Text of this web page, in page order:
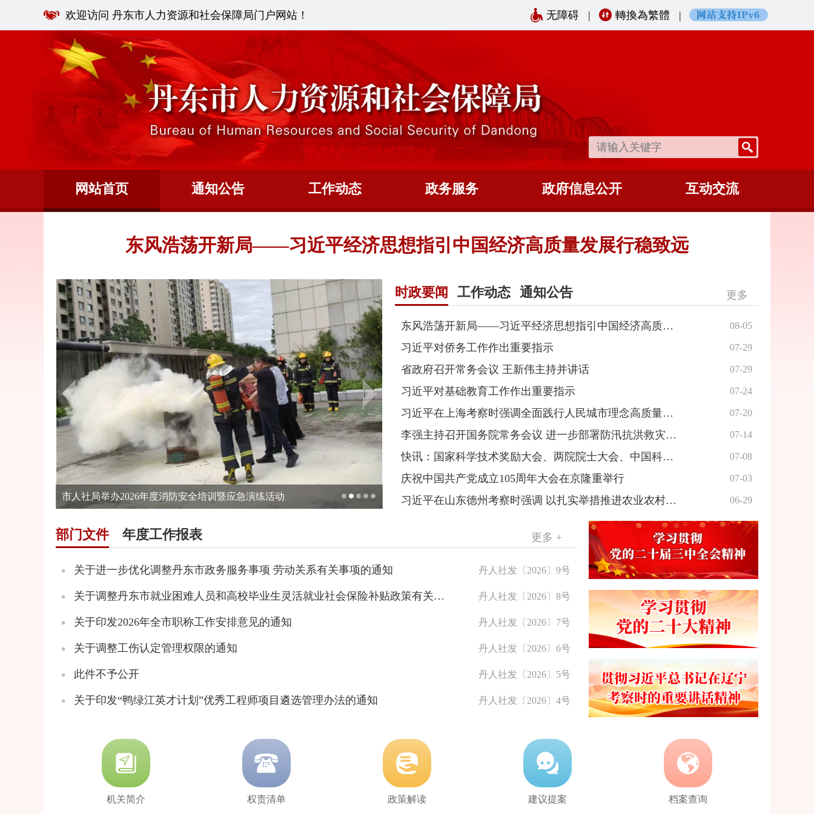
欢迎访问 丹东市人力资源和社会保障局门户网站！ 无障碍 | 轉換為繁體 |
网站首页 通知公告 工作动态 政务服务 政府信息公开 互动交流
东风浩荡开新局——习近平经济思想指引中国经济高质量发展行稳致远
市人社局举办2026年度消防安全培训暨应急演练活动 振兴区举办“就业+展会+文旅”融合专场招聘会 市技师学院完成第二
时政要闻 工作动态 通知公告
08-05
东风浩荡开新局——习近平经济思想指引中国经济高质量发展行稳致远
07-29
习近平对侨务工作作出重要指示
07-29
省政府召开常务会议 王新伟主持并讲话
07-24
习近平对基础教育工作作出重要指示
07-20
习近平在上海考察时强调全面践行人民城市理念高质量推进城市更新
07-14
李强主持召开国务院常务会议 进一步部署防汛抗洪救灾工作等
07-08
快讯：国家科学技术奖励大会、两院院士大会、中国科协第十一次全国代表大会8日上午在京召开。习近平为国家最高科学技术奖获得者等颁奖并发表重要讲话
07-03
庆祝中国共产党成立105周年大会在京隆重举行
06-29
习近平在山东德州考察时强调 以扎实举措推进农业农村现代化 用勤劳和智慧创造更加美好生活
更多
部门文件 年度工作报表
丹人社发〔2026〕9号
关于进一步优化调整丹东市政务服务事项 劳动关系有关事项的通知
丹人社发〔2026〕8号
关于调整丹东市就业困难人员和高校毕业生灵活就业社会保险补贴政策有关事宜的通知
丹人社发〔2026〕7号
关于印发2026年全市职称工作安排意见的通知
丹人社发〔2026〕6号
关于调整工伤认定管理权限的通知
丹人社发〔2026〕5号
此件不予公开
丹人社发〔2026〕4号
关于印发“鸭绿江英才计划”优秀工程师项目遴选管理办法的通知
更多 +
机关简介 权责清单 政策解读 建议提案 档案查询